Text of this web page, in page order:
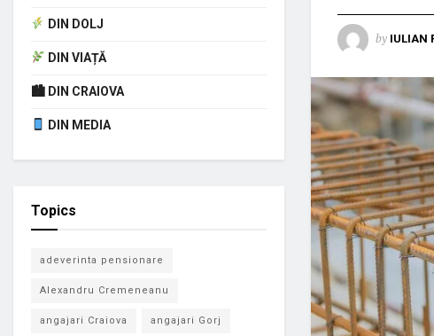
by IULIAN
DIN DOLJ
DIN VIAȚĂ
🏙 DIN CRAIOVA
DIN MEDIA
Topics
adeverinta pensionare
Alexandru Cremeneanu
angajari Craiova angajari Gorj